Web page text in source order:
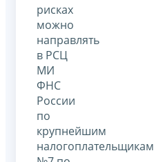
рисках
можно
направлять
в РСЦ
МИ
ФНС
России
по
крупнейшим
налогоплательщикам